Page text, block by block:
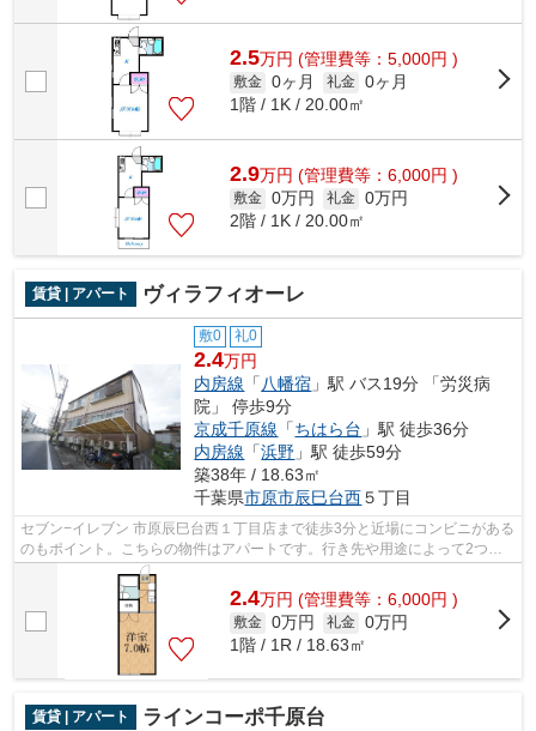
2.5万円 (管理費等：5,000円 )
敷金 0ヶ月 礼金 0ヶ月
1階 / 1K / 20.00㎡
2.9万円 (管理費等：6,000円 )
敷金 0万円 礼金 0万円
2階 / 1K / 20.00㎡
賃貸 | アパート ヴィラフィオーレ
敷0 礼0
2.4万円
内房線 「八幡宿 」駅 バス19分 「労災病
院」 停歩9分
京成千原線 「ちはら台 」駅 徒歩36分
内房線 「浜野 」駅 徒歩59分
築38年 / 18.63㎡
千葉県市原市辰巳台西５丁目
セブン−イレブン 市原辰巳台西１丁目店まで徒歩3分と近場にコンビニがある
のもポイント。こちらの物件はアパートです。行き先や用途によって2つの
路線が選べるので、移動に便利な物件...
2.4万円 (管理費等：6,000円 )
敷金 0万円 礼金 0万円
1階 / 1R / 18.63㎡
賃貸 | アパート ラインコーポ千原台